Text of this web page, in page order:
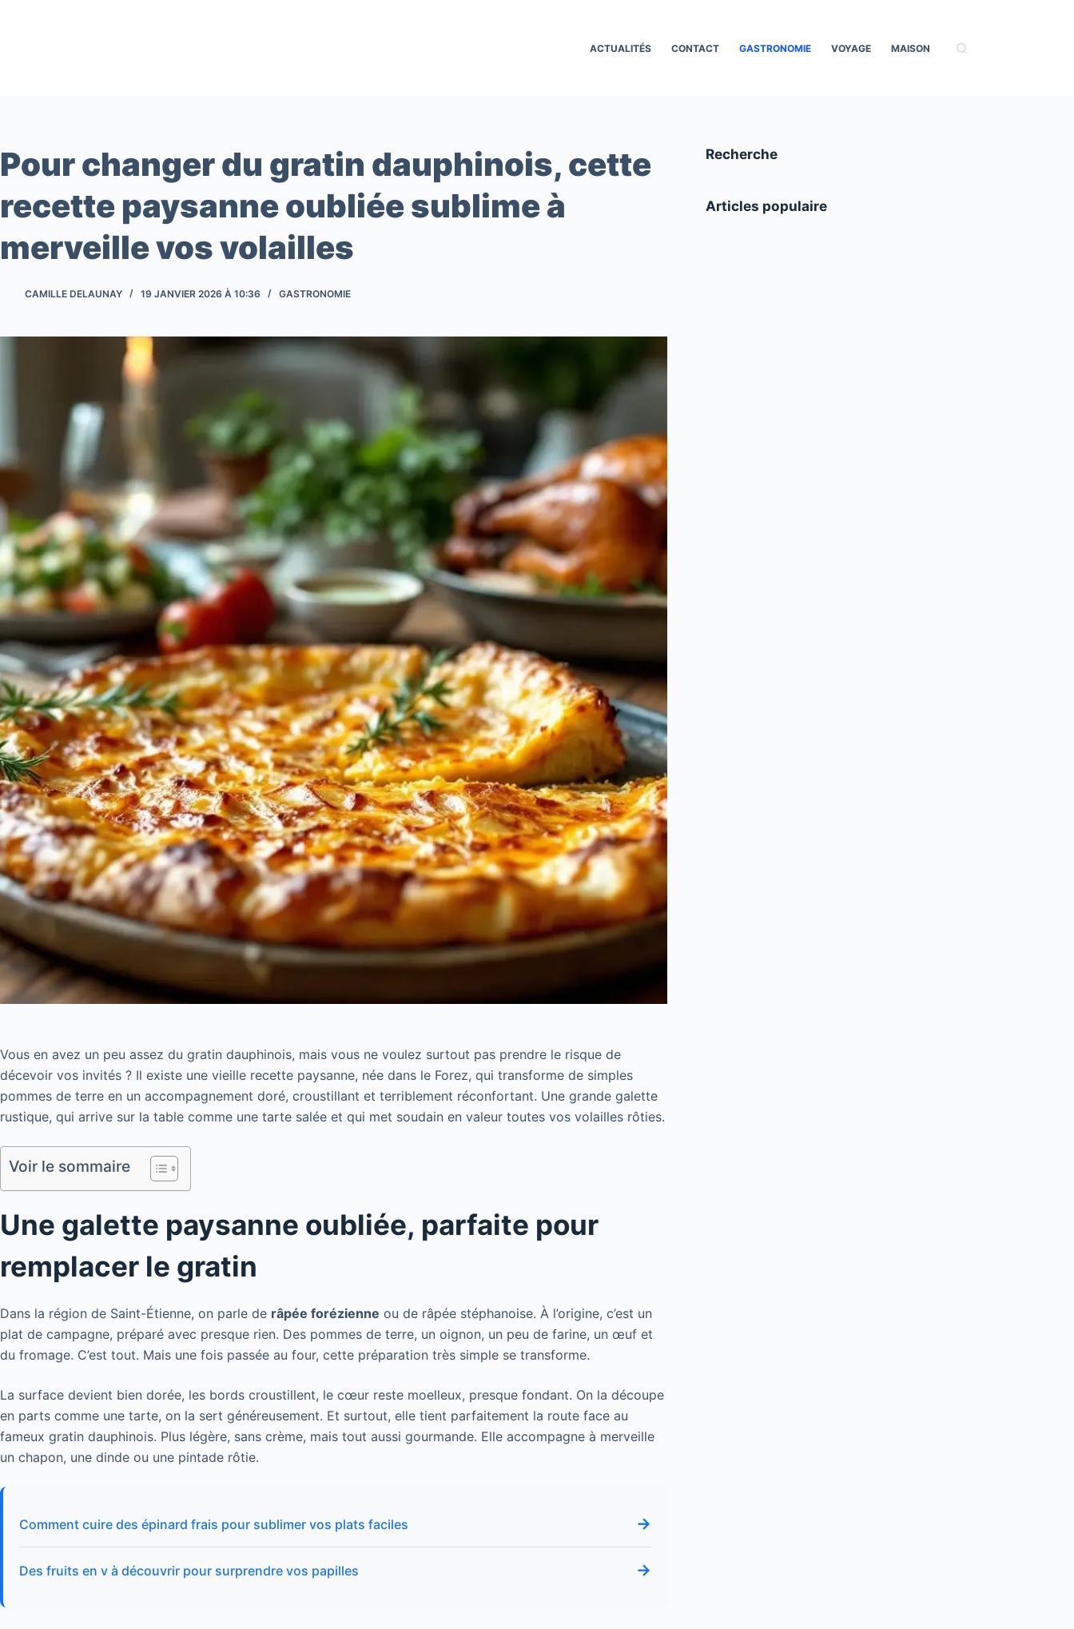
ACTUALITÉS CONTACT GASTRONOMIE VOYAGE MAISON
Pour changer du gratin dauphinois, cette
recette paysanne oubliée sublime à
merveille vos volailles
CAMILLE DELAUNAY 19 JANVIER 2026 À 10:36 GASTRONOMIE
Vous en avez un peu assez du gratin dauphinois, mais vous ne voulez surtout pas prendre le risque de
décevoir vos invités ? Il existe une vieille recette paysanne, née dans le Forez, qui transforme de simples
pommes de terre en un accompagnement doré, croustillant et terriblement réconfortant. Une grande galette
rustique, qui arrive sur la table comme une tarte salée et qui met soudain en valeur toutes vos volailles rôties.
Voir le sommaire
Une galette paysanne oubliée, parfaite pour
remplacer le gratin
Dans la région de Saint-Étienne, on parle de râpée forézienne ou de râpée stéphanoise. À l’origine, c’est un
plat de campagne, préparé avec presque rien. Des pommes de terre, un oignon, un peu de farine, un œuf et
du fromage. C’est tout. Mais une fois passée au four, cette préparation très simple se transforme.
La surface devient bien dorée, les bords croustillent, le cœur reste moelleux, presque fondant. On la découpe
en parts comme une tarte, on la sert généreusement. Et surtout, elle tient parfaitement la route face au
fameux gratin dauphinois. Plus légère, sans crème, mais tout aussi gourmande. Elle accompagne à merveille
un chapon, une dinde ou une pintade rôtie.
Comment cuire des épinard frais pour sublimer vos plats faciles →
Des fruits en v à découvrir pour surprendre vos papilles →
Recherche
Articles populaire